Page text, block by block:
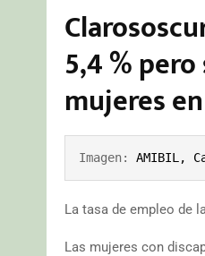
5,4 %
mujeres
Imagen: AMIBIL,
La tasa de empleo de
Las mujeres con